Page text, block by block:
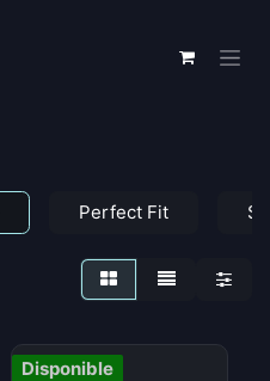
Perfect Fit
Disponible